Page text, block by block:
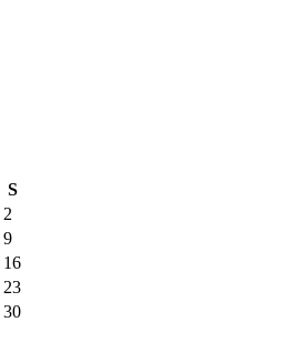
S
2
9
16
23
30